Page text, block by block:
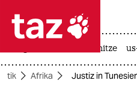
 taz
taz zahl ich
hitze
Afrika Justiz in